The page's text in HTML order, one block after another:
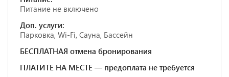
Питание не включено
Доп. услуги:
Парковка, Wi-Fi, Сауна, Бассейн
БЕСПЛАТНАЯ отмена бронирования
ПЛАТИТЕ НА МЕСТЕ — предоплата не требуется